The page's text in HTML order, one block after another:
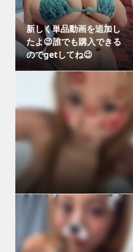
新しく単品動画を追加し
たよ😉誰でも購入できる
のでgetしてね😉